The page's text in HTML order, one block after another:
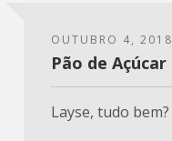
OUTUBRO 4, 2018
Pão de Açúcar
Layse, tudo bem?